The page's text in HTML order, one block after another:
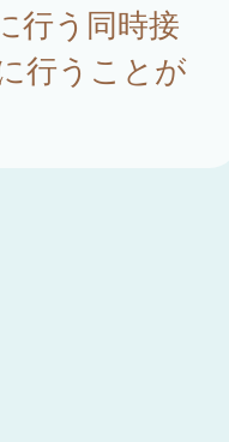
行う同時接
行うことが